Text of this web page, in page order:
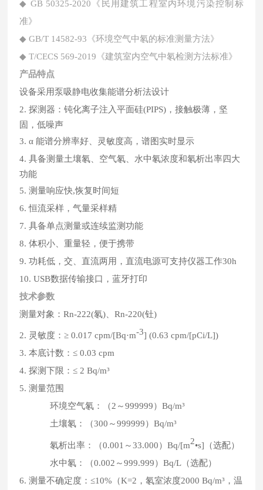
◆ GB 50325-2020《民用建筑工程室内环境污染控制标
准》
◆ GB/T 14582-93《环境空气中氡的标准测量方法》
◆ T/CECS 569-2019《建筑室内空气中氡检测方法标准》
产品特点
设备采用泵吸静电收集能谱分析法设计
2. 探测器：钝化离子注入平面硅(PIPS)，接触极薄，坚
固，低噪声
3. α 能谱分辨率好、灵敏度高，谱图实时显示
4. 具备测量土壤氡、空气氡、水中氡浓度和氡析出率四大
功能
5. 测量响应快,恢复时间短
6. 恒流采样，气量采样精
7. 具备单点测量或连续监测功能
8. 体积小、重量轻，便于携带
9. 功耗低，交、直流两用，直流电源可支持仪器工作30h
10. USB数据传输接口，蓝牙打印
技术参数
测量对象：Rn-222(氡)、Rn-220(钍)
2. 灵敏度：≥ 0.017 cpm/[Bq·m-3] (0.63 cpm/[pCi/L])
3. 本底计数：≤ 0.03 cpm
4. 探测下限：≤ 2 Bq/m³
5. 测量范围
环境空气氡：（2～999999）Bq/m³
土壤氡：（300～999999）Bq/m³
氡析出率：（0.001～33.000）Bq/[m2•s]（选配）
水中氡：（0.002～999.999）Bq/L（选配）
6. 测量不确定度：≤10%（K=2，氡室浓度2000 Bq/m³，温